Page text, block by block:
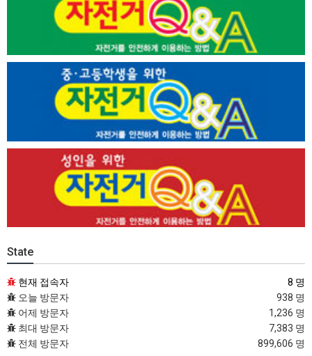
State
현재 접속자
8 명
오늘 방문자
938 명
어제 방문자
1,236 명
최대 방문자
7,383 명
전체 방문자
899,606 명